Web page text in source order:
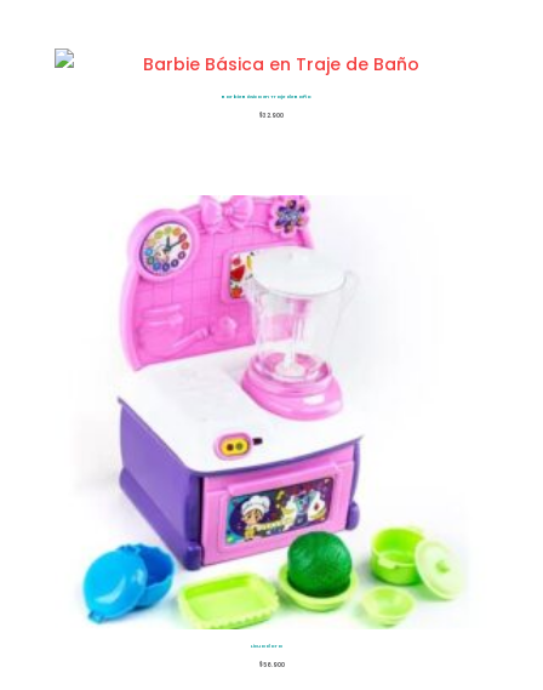
Barbie Básica en Traje de Baño
$32.900
Licuadora
$56.900